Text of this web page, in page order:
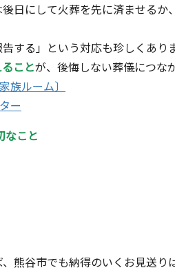
日にして火葬を先に済ませるか
する」という対応も珍しくあり
ことが、後悔しない葬儀につな
族ルーム〕
ー
なこと
熊谷市でも納得のいくお見送り